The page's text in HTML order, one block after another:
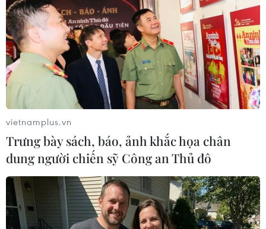
Chìm tàu du lịch tại Colombia: 3 người
vietnamplus.vn
Trưng bày sách, báo, ảnh khắc họa chân
dung người chiến sỹ Công an Thủ đô